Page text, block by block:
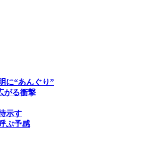
に“あんぐり”
がる衝撃
示す
ぶ予感